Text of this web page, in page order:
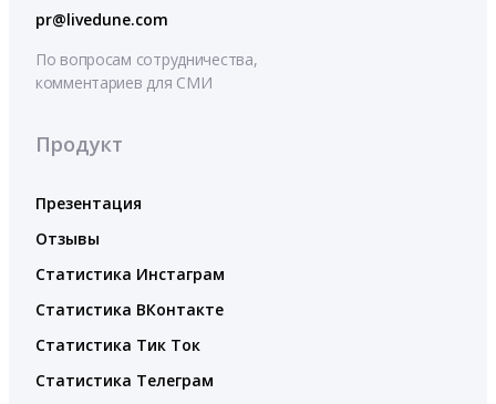
pr@livedune.com
По вопросам сотрудничества,
комментариев для СМИ
Продукт
Презентация
Отзывы
Статистика Инстаграм
Статистика ВКонтакте
Статистика Тик Ток
Статистика Телеграм